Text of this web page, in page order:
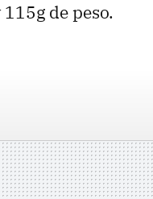
de peso.